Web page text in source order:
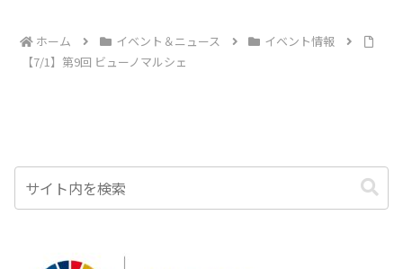
ホーム イベント＆ニュース
イベント情報
【7/1】第9回 ビューノマルシェ